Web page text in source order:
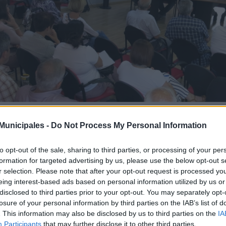
- Do Not Process My Personal Information
opt-out of the sale, sharing to third parties, or processing of your
for targeted advertising by us, please use the below opt-out
selection. Please note that after your opt-out request is processed
interest-based ads based on personal information utilized by us
to third parties prior to your opt-out. You may separately
of your personal information by third parties on the IAB’s list of
This information may also be disclosed by us to third parties on the
Participants that may further disclose it to other third parties.
Ayuntamiento detalla a los vecinos
la MetroGuagua en la Vega de San
noticia en PDF
concejales de Movilidad y Distrito Vegueta-Cono Sur-Tafira de Las
Navarro, respectivamente, junto con el director general de